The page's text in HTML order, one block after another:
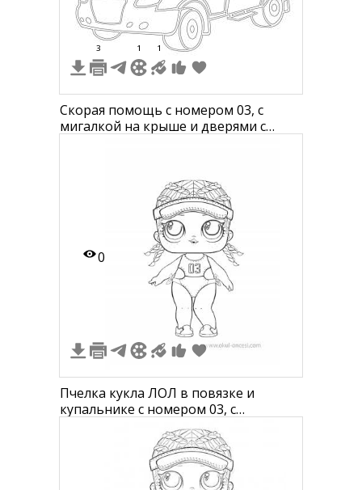
3 1 1
Скорая помощь с номером 03, с
мигалкой на крыше и дверями с
0
Пчелка кукла ЛОЛ в повязке и
купальнике с номером 03, с
косичками, на платформе для кукол